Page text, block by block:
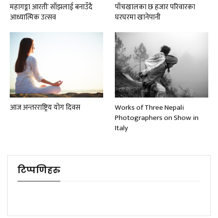
महागङ्गा आरतीः साँझलाई बनाउँदै
आध्यात्मिक उत्सव
पाँचखालका छ हजार परिवारका
घरघरमा खानेपानी
आज अन्तरराष्ट्रिय योग दिवस
Works of Three Nepali
Photographers on Show in
Italy
टिप्पणिहरु